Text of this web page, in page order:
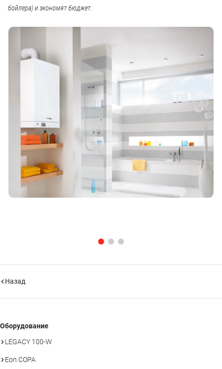
бойлера) и экономят бюджет.
Назад
Оборудование
LEGACY 100-W
Eon COPA